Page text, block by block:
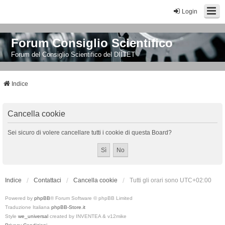
Login
Forum Consiglio Scientifico
Forum del Consiglio Scientifico del DIITET
Indice
Cancella cookie
Sei sicuro di volere cancellare tutti i cookie di questa Board?
Indice Contattaci Cancella cookie Tutti gli orari sono UTC+02:00
Powered by phpBB® Forum Software © phpBB Limited
Traduzione Italiana phpBB-Store.it
Style we_universal created by INVENTEA & v12mike